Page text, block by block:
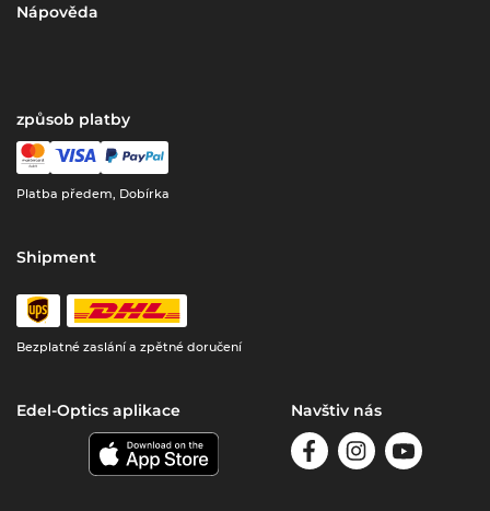
Nápověda
způsob platby
Platba předem, Dobírka
Shipment
Bezplatné zaslání a zpětné doručení
Edel-Optics aplikace Navštiv nás